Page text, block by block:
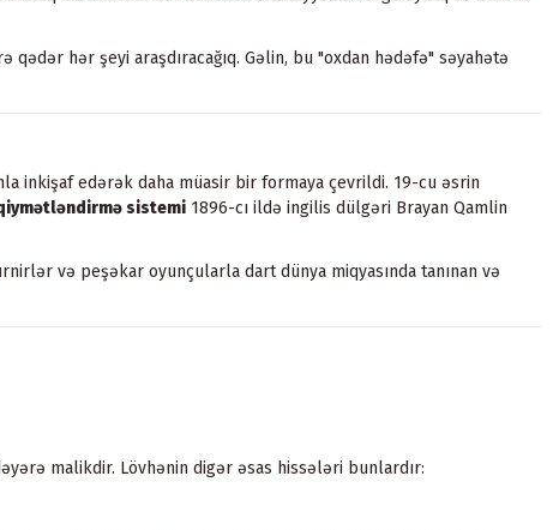
hər şeyi araşdıracağıq. Gəlin, bu "oxdan hədəfə" səyahətə
inkişaf edərək daha müasir bir formaya çevrildi. 19-cu əsrin
sistemi 1896-cı ildə ingilis dülgəri Brayan Qamlin
və peşəkar oyunçularla dart dünya miqyasında tanınan və
malikdir. Lövhənin digər əsas hissələri bunlardır: